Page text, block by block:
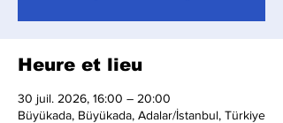
Heure et lieu
30 juil. 2026, 16:00 – 20:00
Büyükada, Büyükada, Adalar/İstanbul, Türkiye